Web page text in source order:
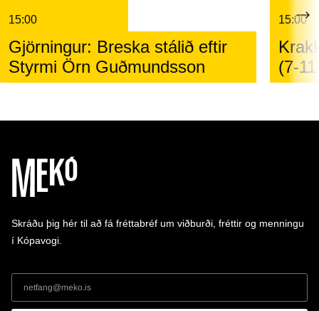
15:00
Gjörningur: Breska stálið eftir
Styrmi Örn Guðmundsson
15:00
(7-
Skráðu þig hér til að fá fréttabréf um viðburði, fréttir og menningu
í Kópavogi.